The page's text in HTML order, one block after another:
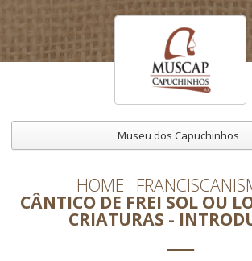
Museu dos Capuchinhos
HOME
CÂNTICO DE FREI SOL OU
CRIATURAS -